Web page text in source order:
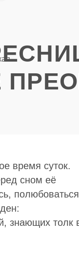
время суток.
сном её
полюбоваться
знающих толк